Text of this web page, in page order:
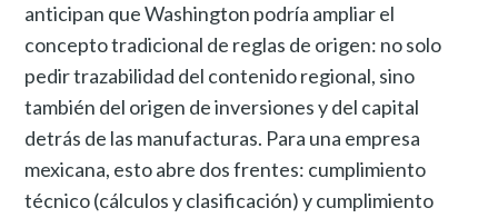
anticipan que Washington podría ampliar el
concepto tradicional de reglas de origen: no solo
pedir trazabilidad del contenido regional, sino
también del origen de inversiones y del capital
detrás de las manufacturas. Para una empresa
mexicana, esto abre dos frentes: cumplimiento
técnico (cálculos y clasificación) y cumplimiento